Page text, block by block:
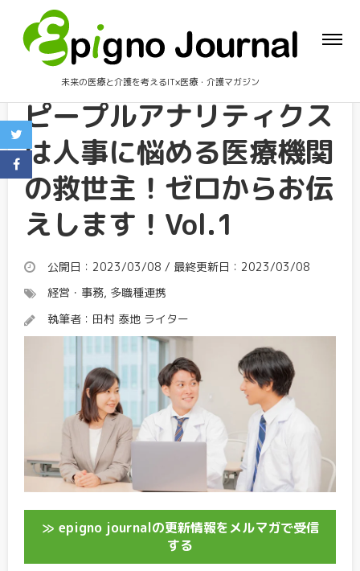
未来の医療と介護を考えるIT×医療・介護マガジン
ピープルアナリティクス
は人事に悩める医療機関
の救世主！ゼロからお伝
えします！Vol.1
公開日：2023/03/08 / 最終更新日：2023/03/08
経営・事務, 多職種連携
執筆者： 田村 泰地 ライター
≫ epigno journalの更新情報をメルマガで受信
する